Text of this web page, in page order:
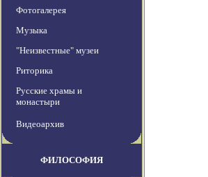
Фотогалерея
Музыка
"Неизвестные" музеи
Риторика
Русские храмы и
монастыри
Видеоархив
ФИЛОСОФИЯ